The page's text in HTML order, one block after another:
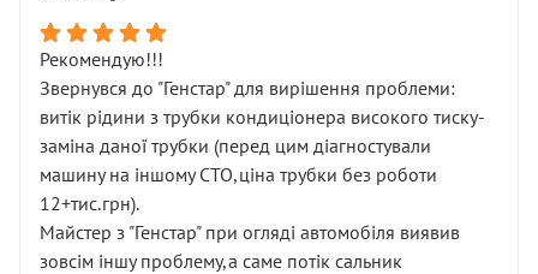
Рекомендую!!!
Звернувся до "Генстар" для вирішення проблеми:
витік рідини з трубки кондиціонера високого тиску-
заміна даної трубки (перед цим діагностували
машину на іншому СТО,ціна трубки без роботи
12+тис.грн).
Майстер з "Генстар" при огляді автомобіля виявив
зовсім іншу проблему,а саме потік сальник